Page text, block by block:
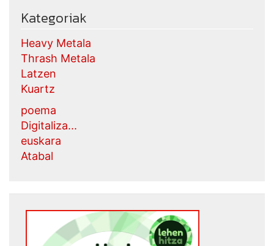
Kategoriak
Heavy Metala
Thrash Metala
Latzen
Kuartz
poema
Digitaliza...
euskara
Atabal